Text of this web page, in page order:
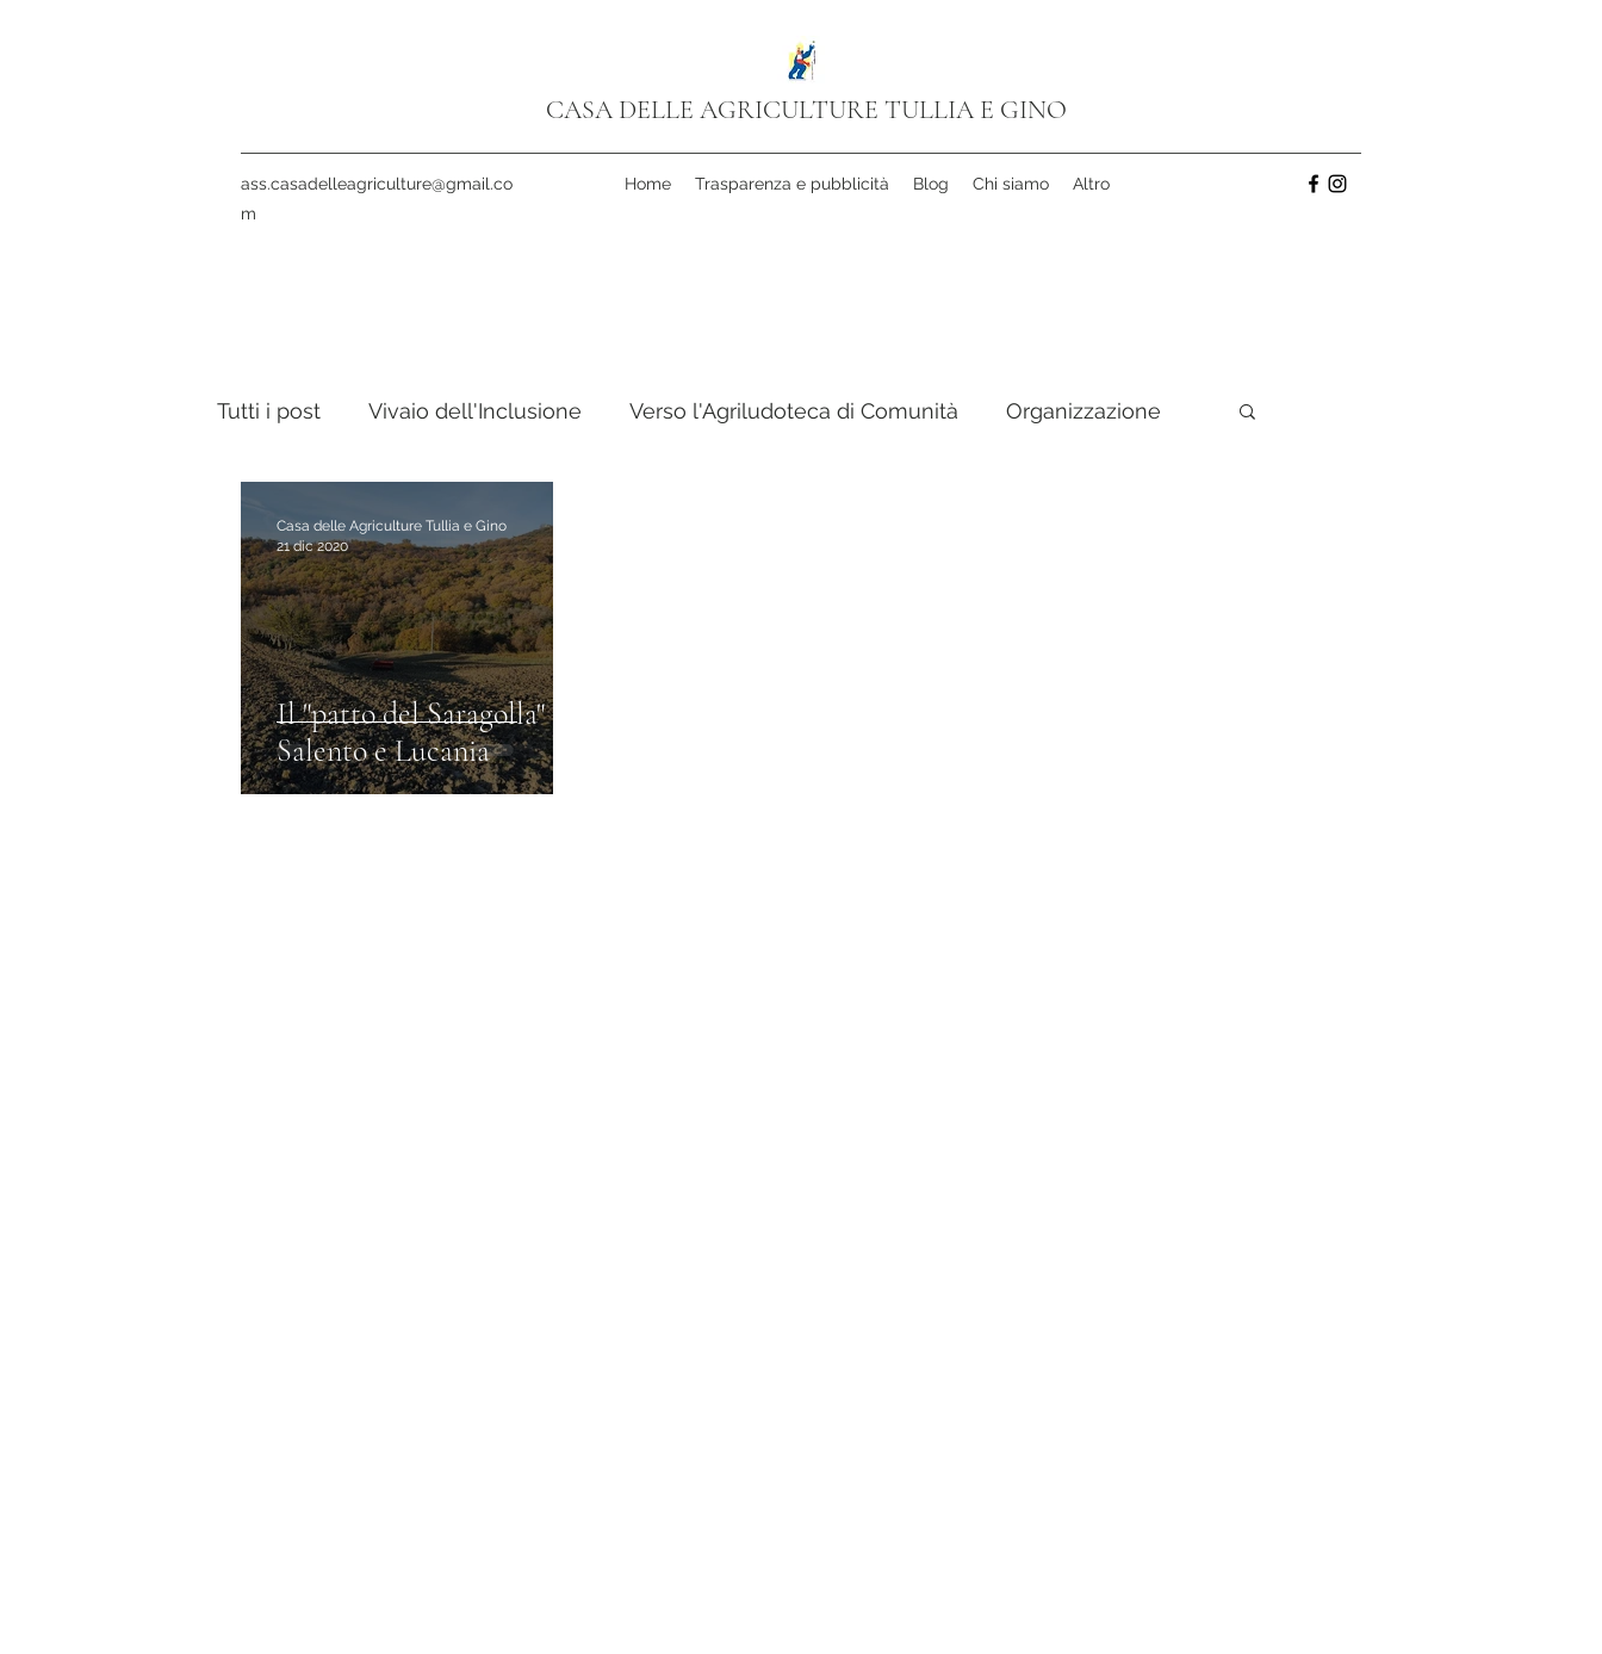
CASA DELLE AGRICULTURE TULLIA E GINO
ass.casadelleagriculture@gmail.co
m
Home Trasparenza e pubblicità Blog Chi siamo Altro
Tutti i post Vivaio dell'Inclusione Verso l'Agriludoteca di Comunità Organizzazione
E' fatto giorno
Il "patto del Saragolla" tra
Salento e Lucania
Casa delle Agriculture Tullia e Gino
21 dic 2020